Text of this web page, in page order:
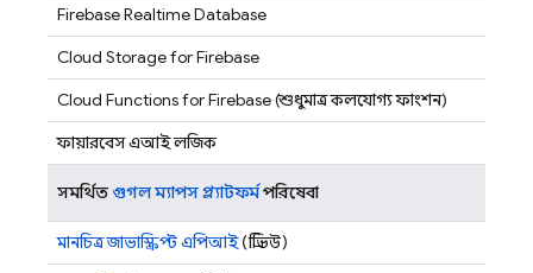
Firebase Realtime Database
Cloud Storage for Firebase
Cloud Functions for Firebase(শুধুমাত্র কলযোগ্য ফাংশন)
ফায়ারবেস এআই লজিক
সমর্থিত গুগল ম্যাপস প্ল্যাটফর্মপরিষেবা
মানচিত্র জাভাস্ক্রিপ্ট এপিআই(প্রিভিউ)